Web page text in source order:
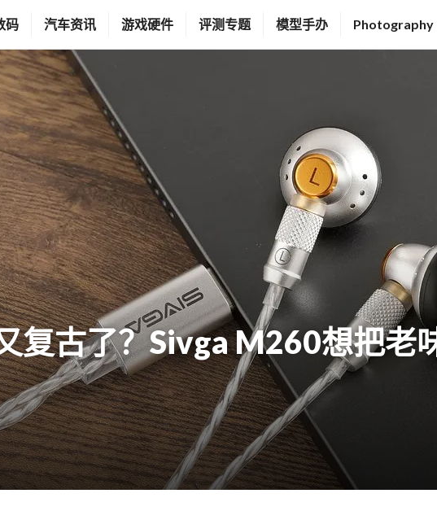
码 汽车资讯 游戏硬件 评测专题 模型手办 Photography
复古了？Sivga M260想把老